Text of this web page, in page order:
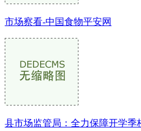
市场察看-中国食物平安网
县市场监管局：全力保障开学季